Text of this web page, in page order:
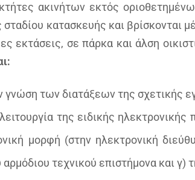
ακινήτων εκτός
κατασκευής και βρίσκονται
εκτάσεις, σε πάρκα και άλση
γνώση των διατάξεων της σχετικής
της ειδικής
μορφή (στην ηλεκτρονική
αρμόδιου τεχνικού επιστήμονα και